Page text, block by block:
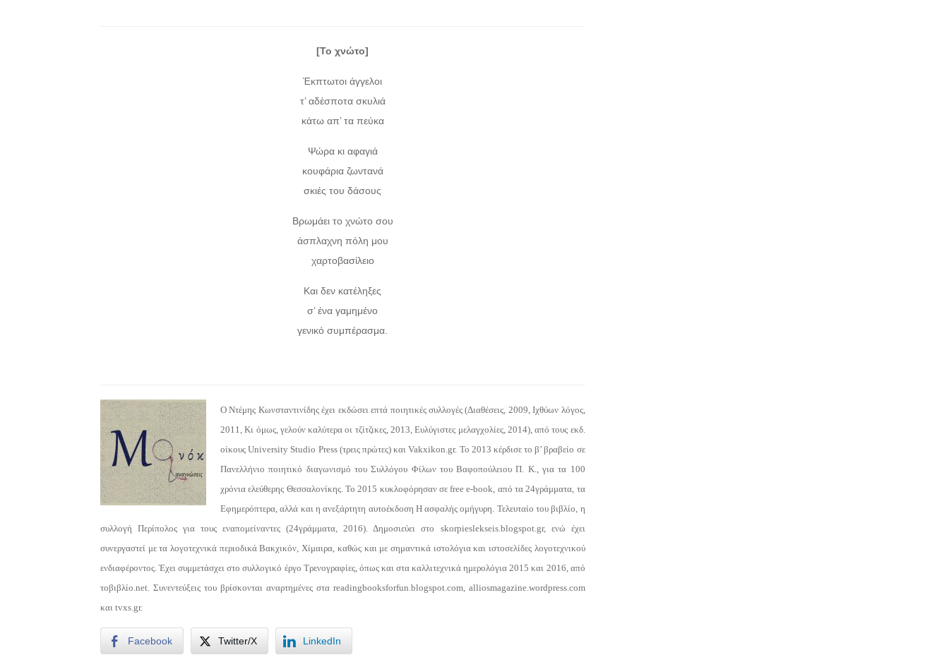
[Το χνώτο]
Έκπτωτοι άγγελοι
τ’ αδέσποτα σκυλιά
κάτω απ’ τα πεύκα
Ψώρα κι αφαγιά
κουφάρια ζωντανά
σκιές του δάσους
Βρωμάει το χνώτο σου
άσπλαχνη πόλη μου
χαρτοβασίλειο
Και δεν κατέληξες
σ’ ένα γαμημένο
γενικό συμπέρασμα.
O Ντέμης Κωνσταντινίδης έχει εκδώσει επτά ποιητικές συλλογές (Διαθέσεις, 2009, Ιχθύων λόγος,
2011, Κι όμως, γελούν καλύτερα οι τζίτζικες, 2013, Ευλύγιστες μελαγχολίες, 2014), από τους εκδ.
οίκους University Studio Press (τρεις πρώτες) και Vakxikon.gr. To 2013 κέρδισε το β’ βραβείο σε
Πανελλήνιο ποιητικό διαγωνισμό του Συλλόγου Φίλων του Βαφοπούλειου Π. Κ., για τα 100
χρόνια ελεύθερης Θεσσαλονίκης. Το 2015 κυκλοφόρησαν σε free e-book, από τα 24γράμματα, τα
Εφημερόπτερα, αλλά και η ανεξάρτητη αυτοέκδοση H ασφαλής ομήγυρη. Τελευταίο του βιβλίο, η
συλλογή Περίπολος για τους εναπομείναντες (24γράμματα, 2016). Δημοσιεύει στο skorpieslekseis.blogspot.gr, ενώ έχει
συνεργαστεί με τα λογοτεχνικά περιοδικά Βακχικόν, Χίμαιρα, καθώς και με σημαντικά ιστολόγια και ιστοσελίδες λογοτεχνικού
ενδιαφέροντος. Έχει συμμετάσχει στο συλλογικό έργο Τρενογραφίες, όπως και στα καλλιτεχνικά ημερολόγια 2015 και 2016, από
τοβιβλίο.net. Συνεντεύξεις του βρίσκονται αναρτημένες στα readingbooksforfun.blogspot.com, alliosmagazine.wordpress.com
και tvxs.gr.
Facebook Twitter/X LinkedIn